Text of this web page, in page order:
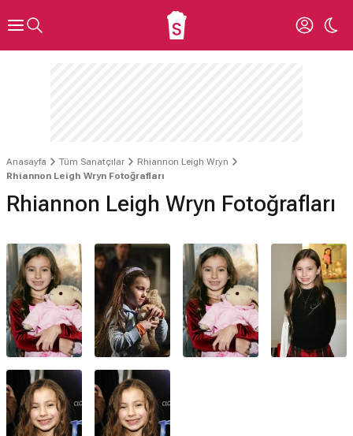
Anasayfa Tüm Sanatçılar
Rhiannon Leigh Wryn
Rhiannon Leigh Wryn Fotoğrafları
Rhiannon Leigh Wryn Fotoğrafları